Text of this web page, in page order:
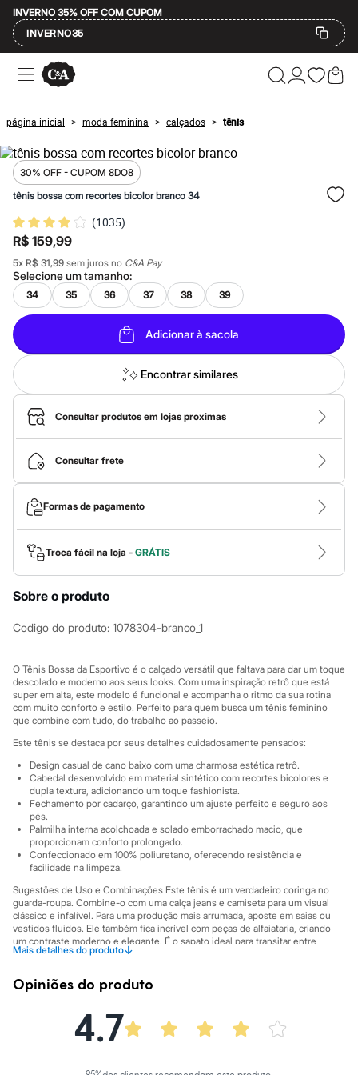
INVERNO 35% OFF COM CUPOM
INVERNO35
Ofertas
Compre por Departamento
Masculino
Infantil
Calçados
Mindse7
Plus Size
Até 20% off
Até 40% off
Até 60% off
A partir de 60% off
Feminino
Em alta
Inverno
Alfaiataria
Novidades
Roupas
Blusas e Camisetas
Básicos
Calças
Casacos e Jaquetas
Jeans
Macacões
Saias
Vestidos
Acessórios
Bolsas
Bonés e Chapéus
Bijoux
Cintos
Óculos
Relógios
Calçados
Botas
Chinelos
Rasteirinhas
Sandálias
Sapatilhas
Marcas
City
Clock House
Mindset
Sawary
Yessica
Moda esportiva
Acessórios
Blusas
Calçados
Leggings
Shorts e Bermudas
Tops
Moda íntima
Calcinhas
Cintas e Modeladores
Meias
Pijamas
Sutiãs e Tops
Moda praia
Biquínis
Saídas de praia
Personagens
Blusas e Camisetas
página inicial > moda feminina > calçados > tênis
30% OFF - CUPOM 8DO8
tênis bossa com recortes bicolor branco 34
(1035)
R$ 159,99
5x R$ 31,99 sem juros no C&A Pay
Selecione umtamanho:
34 35 36 37 38 39
Adicionar à sacola
Encontrar similares
Consultar produtos em lojas proximas
Consultar frete
Formas de pagamento
Troca fácil na loja - GRÁTIS
Sobre o produto
Codigo do produto: 1078304-branco_1
O Tênis Bossa da Esportivo é o calçado versátil que faltava para dar um toque
descolado e moderno aos seus looks. Com uma inspiração retrô que está
super em alta, este modelo é funcional e acompanha o ritmo da sua rotina
com muito conforto e estilo. Perfeito para quem busca um tênis feminino
que combine com tudo, do trabalho ao passeio.
Este tênis se destaca por seus detalhes cuidadosamente pensados:
Design casual de cano baixo com uma charmosa estética retrô.
Cabedal desenvolvido em material sintético com recortes bicolores e
dupla textura, adicionando um toque fashionista.
Fechamento por cadarço, garantindo um ajuste perfeito e seguro aos
pés.
Palmilha interna acolchoada e solado emborrachado macio, que
proporcionam conforto prolongado.
Confeccionado em 100% poliuretano, oferecendo resistência e
facilidade na limpeza.
Sugestões de Uso e Combinações Este tênis é um verdadeiro coringa no
guarda-roupa. Combine-o com uma calça jeans e camiseta para um visual
clássico e infalível. Para uma produção mais arrumada, aposte em saias ou
vestidos fluidos. Ele também fica incrível com peças de alfaiataria, criando
um contraste moderno e elegante. É o sapato ideal para transitar entre
diferentes ocasiões com personalidade.
A gente se encontra na C&A! ❤
Mais detalhes do produto↓
Material
100% poliuretano
Cor: Branco
Tipo de produto
Gênero: Feminino
Opiniões do produto
4.7